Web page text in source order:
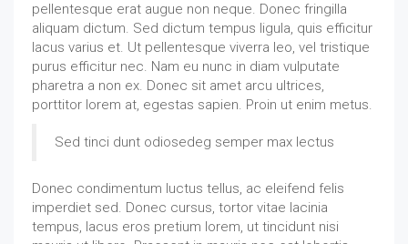
pellentesque erat augue non neque. Donec fringilla
aliquam dictum. Sed dictum tempus ligula, quis efficitur
lacus varius et. Ut pellentesque viverra leo, vel tristique
purus efficitur nec. Nam eu nunc in diam vulputate
pharetra a non ex. Donec sit amet arcu ultrices,
porttitor lorem at, egestas sapien. Proin ut enim metus.
Sed tinci dunt odiosedeg semper max lectus
Donec condimentum luctus tellus, ac eleifend felis
imperdiet sed. Donec cursus, tortor vitae lacinia
tempus, lacus eros pretium lorem, ut tincidunt nisi